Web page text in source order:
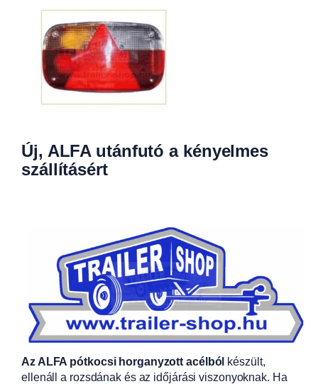
Új, ALFA utánfutó a kényelmes
szállításért
Az ALFA pótkocsi horganyzott acélból készült,
ellenáll a rozsdának és az időjárási viszonyoknak. Ha